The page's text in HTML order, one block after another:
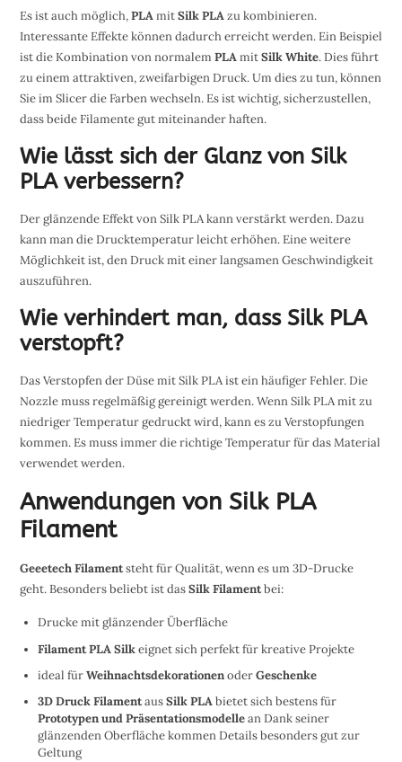
Es ist auch möglich,PLAmitSilk PLAzu kombinieren.
Interessante Effekte können dadurch erreicht werden. Ein Beispiel
ist die Kombination von normalem PLAmitSilk White. Dies führt
zu einem attraktiven, zweifarbigen Druck. Um dies zu tun, können
Sie im Slicer die Farben wechseln. Es ist wichtig, sicherzustellen,
dass beide Filamente gut miteinander haften.
Wie lässt sich der Glanz von Silk
PLA verbessern?
Der glänzende Effekt von Silk PLA kann verstärkt werden. Dazu
kann man die Drucktemperatur leicht erhöhen. Eine weitere
Möglichkeit ist, den Druck mit einer langsamen Geschwindigkeit
auszuführen.
Wie verhindert man, dass Silk PLA
verstopft?
Das Verstopfen der Düse mit Silk PLA ist ein häufiger Fehler. Die
Nozzle muss regelmäßig gereinigt werden. Wenn Silk PLA mit zu
niedriger Temperatur gedruckt wird, kann es zu Verstopfungen
kommen. Es muss immer die richtige Temperatur für das Material
verwendet werden.
Anwendungen von Silk PLA
Filament
Geeetech Filamentsteht für Qualität, wenn es um 3D-Drucke
geht. Besonders beliebt ist dasSilk Filamentbei:
Drucke mit glänzender Überfläche
Filament PLA Silkeignet sich perfekt für kreative Projekte
ideal fürWeihnachtsdekorationenoderGeschenke
3D Druck FilamentausSilk PLAbietet sich bestens für
Prototypen und Präsentationsmodellean Dank seiner
glänzenden Oberfläche kommen Details besonders gut zur
Geltung